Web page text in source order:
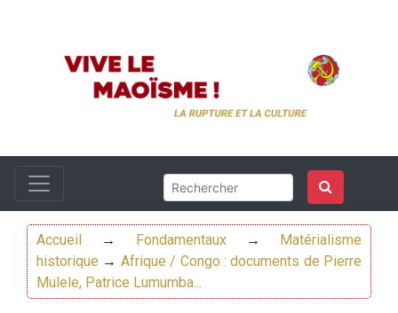
Accueil → Fondamentaux→
Matérialisme
historique → Afrique / Congo : documents de Pierre
Mulele, Patrice Lumumba...